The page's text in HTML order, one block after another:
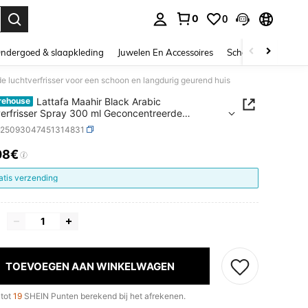
0 0
& slaapkleding Juwelen En Accessoires Schoonheid &
voor een schoon en langdurig geurend huis
Lattafa Maahir Black Arabic
Spray 300 ml Geconcentreerde
voor een schoon en langdurig geurend
AND AVAILABILITY
verzending
TOEVOEGEN AAN WINKELWAGEN
19 SHEIN Punten berekend bij het afrekenen.